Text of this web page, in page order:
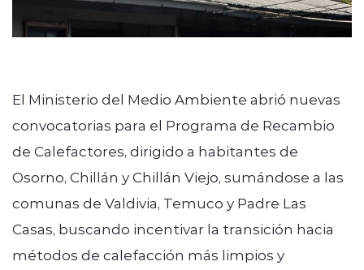
El Ministerio del Medio Ambiente abrió nuevas
convocatorias para el Programa de Recambio
de Calefactores, dirigido a habitantes de
Osorno, Chillán y Chillán Viejo, sumándose a las
comunas de Valdivia, Temuco y Padre Las
Casas, buscando incentivar la transición hacia
métodos de calefacción más limpios y